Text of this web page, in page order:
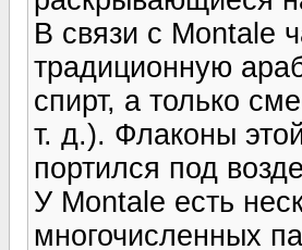
В связи с Montale
традиционную
спирт, а только
т. д.). Флаконы
портился под
У Montale есть
многочисленных